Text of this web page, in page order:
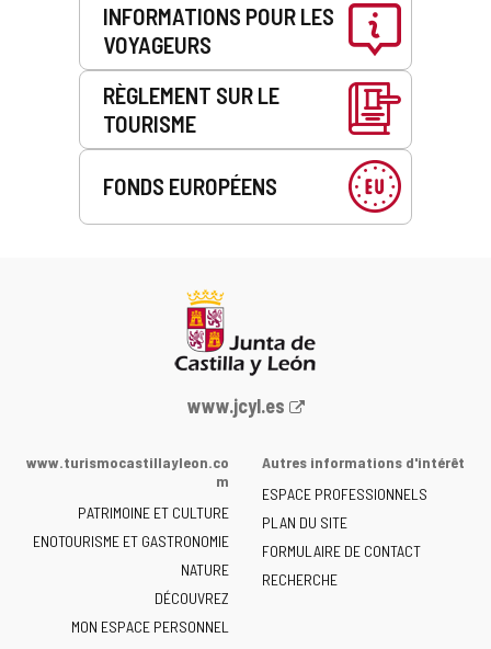
INFORMATIONS POUR LES
VOYAGEURS
RÈGLEMENT SUR LE
TOURISME
FONDS EUROPÉENS
Portail
la
de
Castilla
y
León
-
www.jcyl.es
www.turismocastillayleon.co
m
PATRIMOINE ET CULTURE
ENOTOURISME ET GASTRONOMIE
NATURE
DÉCOUVREZ
MON ESPACE PERSONNEL
Autres informations d'intérêt
ESPACE PROFESSIONNELS
PLAN DU SITE
FORMULAIRE DE CONTACT
RECHERCHE